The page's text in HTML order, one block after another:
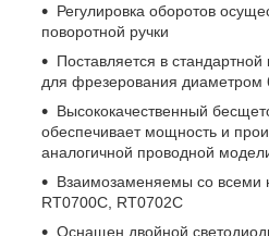
Регулировка оборотов
поворотной ручки
Поставляется в
для фрезерования диаметром
Высококачественный
обеспечивает мощность и
аналогичной проводной
Взаимозаменяемы со всеми
RT0700C, RT0702C
Оснащен двойной